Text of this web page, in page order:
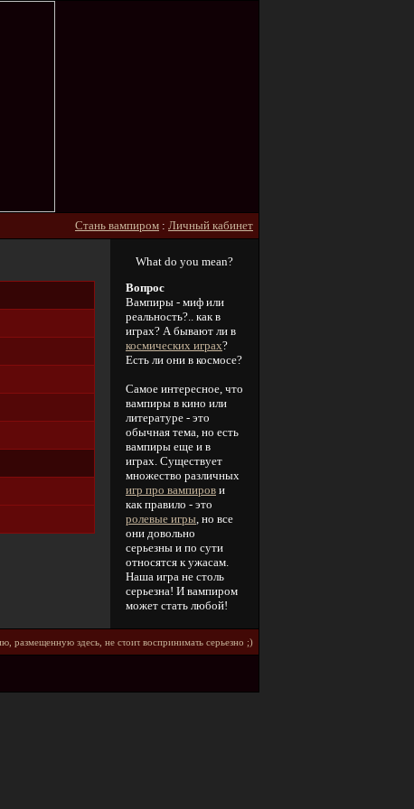
Стань вампиром : Личный кабинет
What do you mean?
Вопрос
Вампиры - миф или
реальность?.. как в
играх? А бывают ли в
космических играх?
Есть ли они в космосе?
Самое интересное, что
вампиры в кино или
литературе - это
обычная тема, но есть
вампиры еще и в
играх. Существует
множество различных
игр про вампиров и
как правило - это
ролевые игры, но все
они довольно
серьезны и по сути
относятся к ужасам.
Наша игра не столь
серьезна! И вампиром
может стать любой!
paзмeщeннyю здecь, нe cτοиτ вοcпpинимaτь cepьeзнο ;)